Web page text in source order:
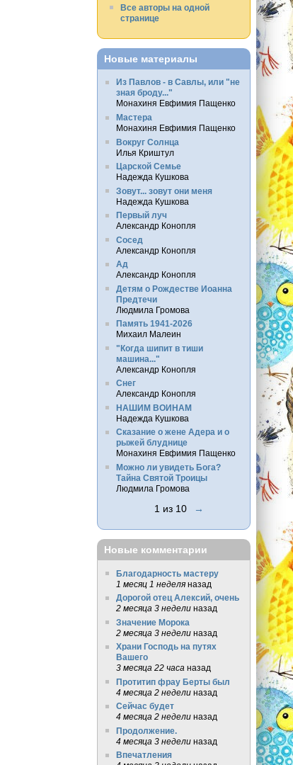
Все авторы на одной
странице
Новые материалы
Из Павлов - в Савлы, или "не
зная броду..."
Монахиня Евфимия Пащенко
Мастера
Монахиня Евфимия Пащенко
Вокруг Солнца
Илья Криштул
Царской Семье
Надежда Кушкова
Зовут... зовут они меня
Надежда Кушкова
Первый луч
Александр Конопля
Сосед
Александр Конопля
Ад
Александр Конопля
Детям о Рождестве Иоанна
Предтечи
Людмила Громова
Память 1941-2026
Михаил Малеин
"Когда шипит в тиши
машина..."
Александр Конопля
Снег
Александр Конопля
НАШИМ ВОИНАМ
Надежда Кушкова
Сказание о жене Адера и о
рыжей блуднице
Монахиня Евфимия Пащенко
Можно ли увидеть Бога?
Тайна Святой Троицы
Людмила Громова
1 из 10 →
Новые комментарии
Благодарность мастеру
1 месяц 1 неделяназад
Дорогой отец Алексий, очень
2 месяца 3 неделиназад
Значение Морока
2 месяца 3 неделиназад
Храни Господь на путях
Вашего
3 месяца 22 часа назад
Протитип фрау Берты был
4 месяца 2 неделиназад
Сейчас будет
4 месяца 2 неделиназад
Продолжение.
4 месяца 3 неделиназад
Впечатления